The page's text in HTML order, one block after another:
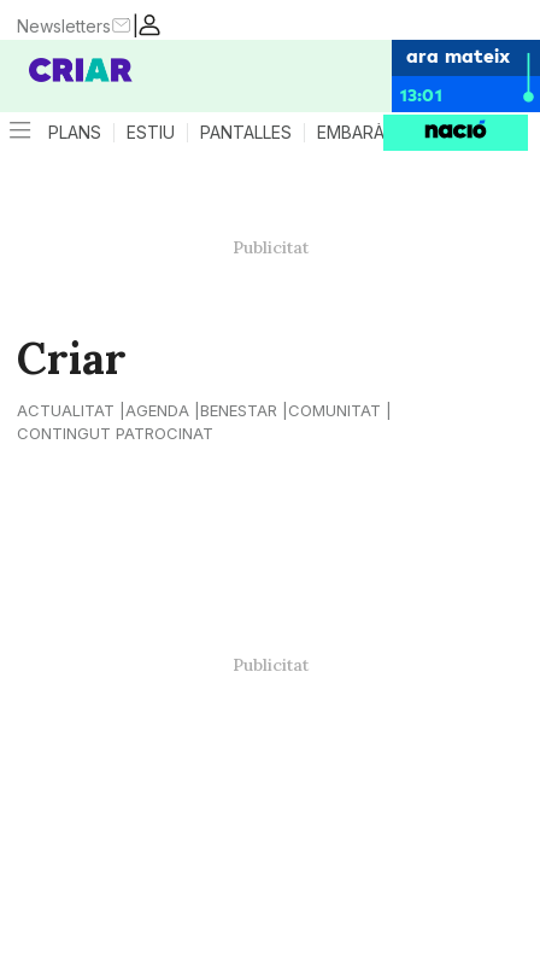
|
Newsletters
ara mateix
13:01
PLANS ESTIU PANTALLES EMBARÀS CRIANÇA
Criar
ACTUALITAT AGENDA BENESTAR
COMUNITAT
CONTINGUT PATROCINAT